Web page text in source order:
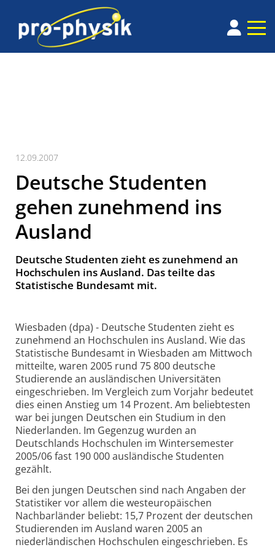
12.09.2007
Deutsche Studenten
gehen zunehmend ins
Ausland
Deutsche Studenten zieht es zunehmend an
Hochschulen ins Ausland. Das teilte das
Statistische Bundesamt mit.
Wiesbaden (dpa) - Deutsche Studenten zieht es
zunehmend an Hochschulen ins Ausland. Wie das
Statistische Bundesamt in Wiesbaden am Mittwoch
mitteilte, waren 2005 rund 75 800 deutsche
Studierende an ausländischen Universitäten
eingeschrieben. Im Vergleich zum Vorjahr bedeutet
dies einen Anstieg um 14 Prozent. Am beliebtesten
war bei jungen Deutschen ein Studium in den
Niederlanden. Im Gegenzug wurden an
Deutschlands Hochschulen im Wintersemester
2005/06 fast 190 000 ausländische Studenten
gezählt.
Bei den jungen Deutschen sind nach Angaben der
Statistiker vor allem die westeuropäischen
Nachbarländer beliebt: 15,7 Prozent der deutschen
Studierenden im Ausland waren 2005 an
niederländischen Hochschulen eingeschrieben. Es